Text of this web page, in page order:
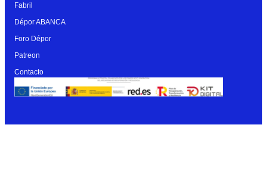
Fabril
Dépor ABANCA
Foro Dépor
Patreon
Contacto